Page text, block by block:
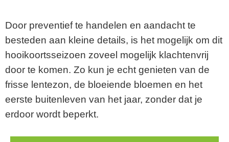
Door preventief te handelen en aandacht te
besteden aan kleine details, is het mogelijk om dit
hooikoortsseizoen zoveel mogelijk klachtenvrij
door te komen. Zo kun je echt genieten van de
frisse lentezon, de bloeiende bloemen en het
eerste buitenleven van het jaar, zonder dat je
erdoor wordt beperkt.